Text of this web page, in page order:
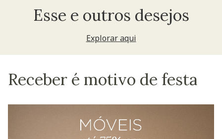
Esse e outros desejos
Explorar aqui
Receber é motivo de festa